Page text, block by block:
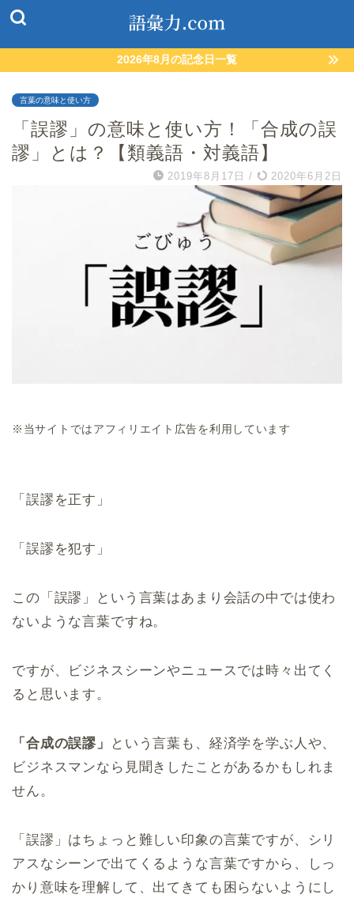
2026年8月の記念日一覧
言葉の意味と使い方
「誤謬」の意味と使い方！「合成の誤
謬」とは？【類義語・対義語】
2019年8月17日 / 2020年6月2日
※当サイトではアフィリエイト広告を利用しています
「誤謬を正す」
「誤謬を犯す」
この「誤謬」という言葉はあまり会話の中では使わ
ないような言葉ですね。
ですが、ビジネスシーンやニュースでは時々出てく
ると思います。
「合成の誤謬」
という言葉も、経済学を学ぶ人や、
ビジネスマンなら見聞きしたことがあるかもしれま
せん。
「誤謬」はちょっと難しい印象の言葉ですが、シリ
アスなシーンで出てくるような言葉ですから、しっ
かり意味を理解して、出てきても困らないようにし